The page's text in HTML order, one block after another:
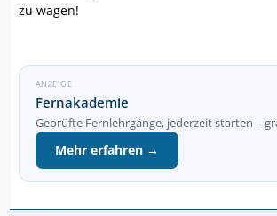
zu wagen!
ANZEIGE
Fernakademie
Geprüfte Fernlehrgänge, jederzeit starten –
Mehr erfahren →